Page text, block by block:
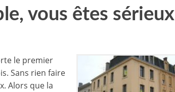
vous êtes sérieux
le premier
Sans rien faire
Alors que la